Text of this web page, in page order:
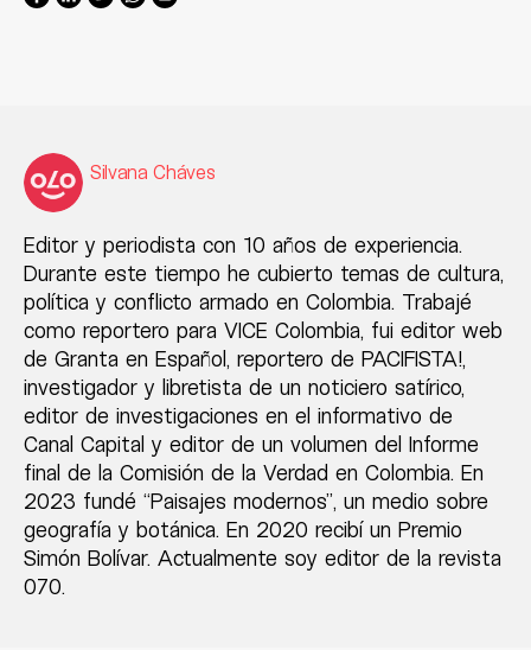
Silvana Cháves
Editor y periodista con 10 años de experiencia.
Durante este tiempo he cubierto temas de cultura,
política y conflicto armado en Colombia. Trabajé
como reportero para VICE Colombia, fui editor web
de Granta en Español, reportero de PACIFISTA!,
investigador y libretista de un noticiero satírico,
editor de investigaciones en el informativo de
Canal Capital y editor de un volumen del Informe
final de la Comisión de la Verdad en Colombia. En
2023 fundé “Paisajes modernos”, un medio sobre
geografía y botánica. En 2020 recibí un Premio
Simón Bolívar. Actualmente soy editor de la revista
070.